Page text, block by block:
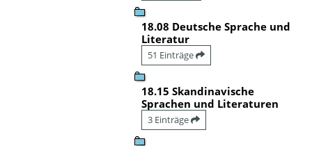
18.08 Deutsche Sprache und
Literatur
51 Einträge
18.15 Skandinavische
Sprachen und Literaturen
3 Einträge